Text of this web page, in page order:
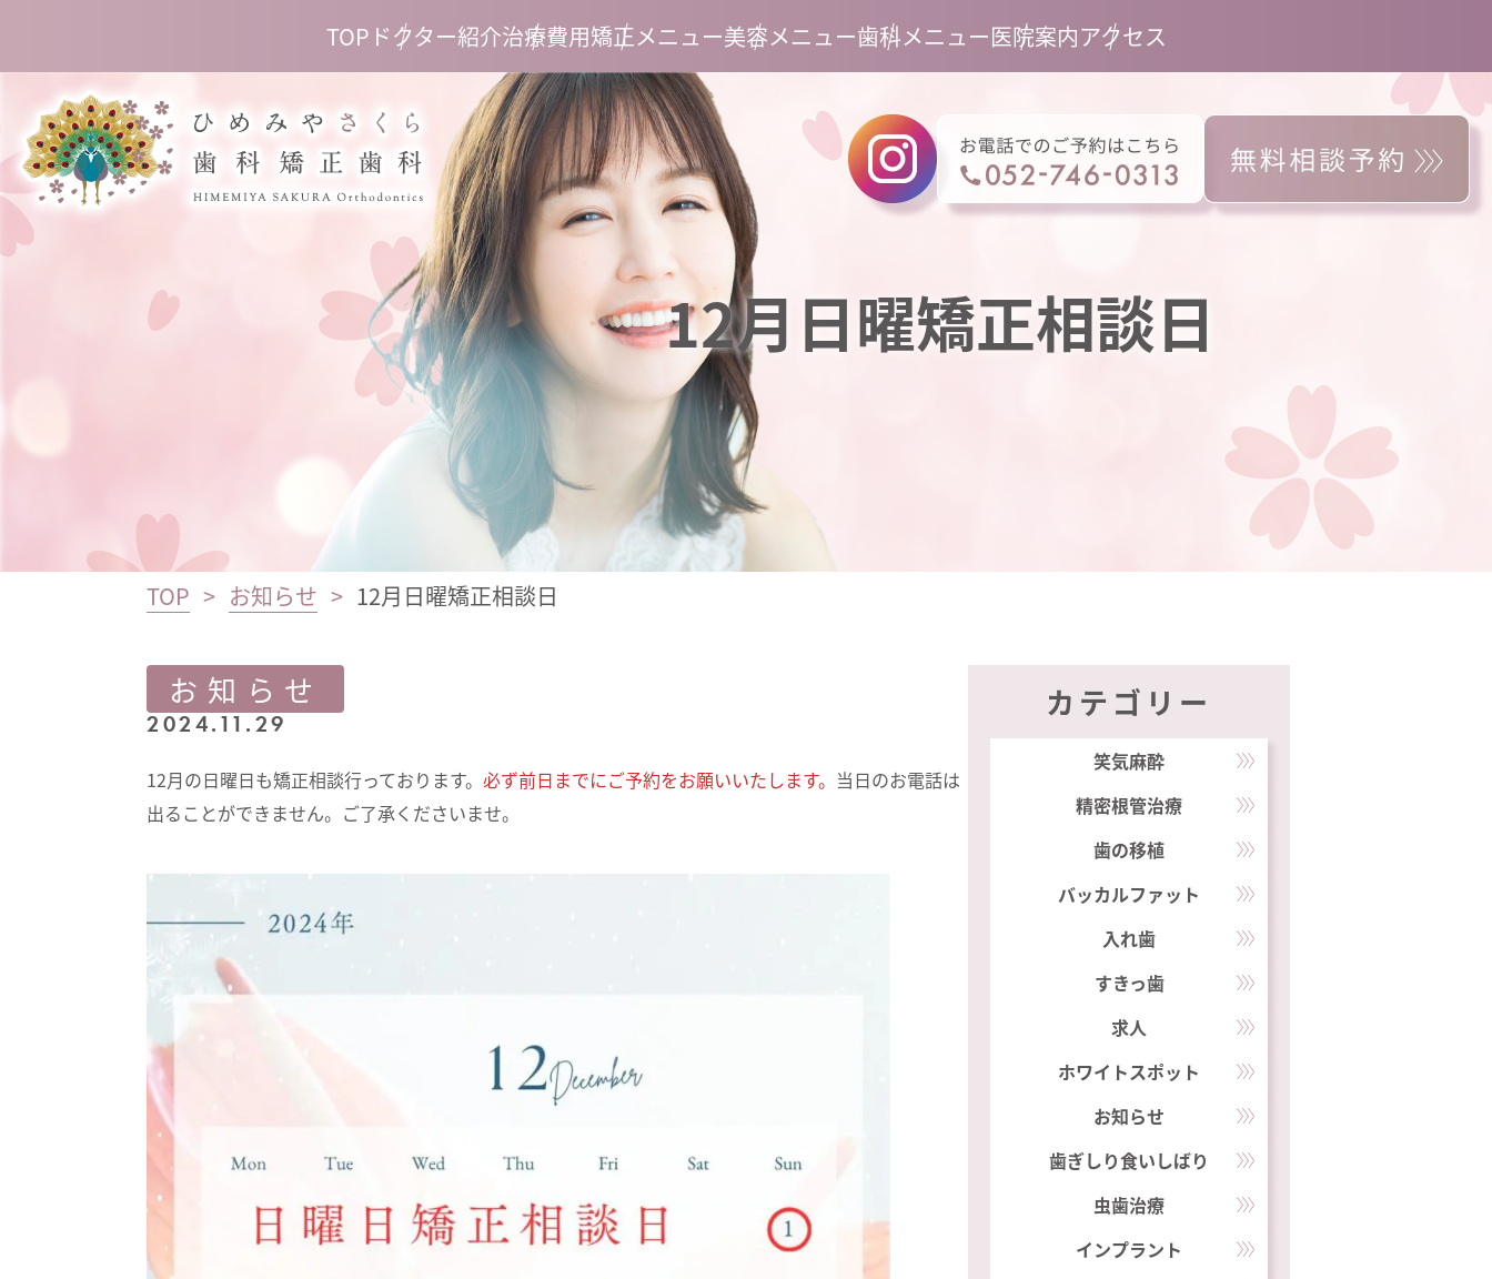
TOP ドクター紹介治療費用矯正メニュー美容メニュー歯科メニュー医院案内アクセス
12月日曜矯正相談日
TOP お知らせ 12月日曜矯正相談日
お知らせ
2024.11.29
12月の日曜日も矯正相談行っております。 必ず前日までにご予約をお願いいたします。 当日のお電話は
出ることができません。ご了承くださいませ。
カテゴリー
笑気麻酔
精密根管治療
歯の移植
バッカルファット
入れ歯
すきっ歯
求人
ホワイトスポット
お知らせ
歯ぎしり食いしばり
虫歯治療
インプラント